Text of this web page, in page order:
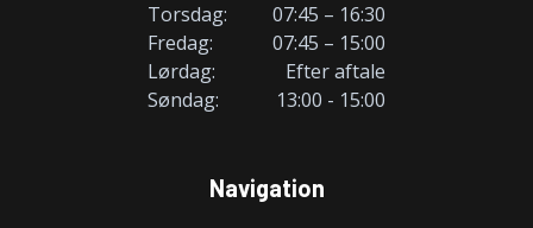
Torsdag:
07:45 – 16:30
Fredag:
07:45 – 15:00
Lørdag:
Efter aftale
Søndag:
13:00 - 15:00
Navigation